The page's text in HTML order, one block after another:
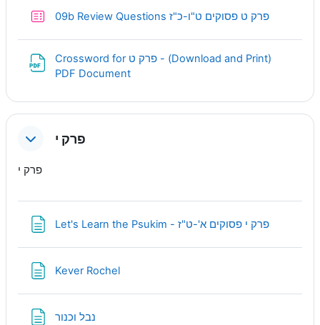
09b Review Questions פרק ט פסוקים ט"ו-כ"זQuiz
Crossword for פרק ט - (Download and Print)
PDF DocumentURL
פרק י
פרק י
Let's Learn the Psukim - פרק י פסוקים א'-ט"זPage
Kever RochelPage
נבל וכנור